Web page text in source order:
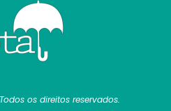
os direitos reservados.